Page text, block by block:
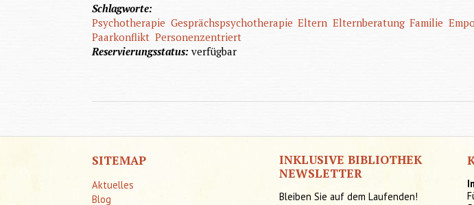
Schlagworte:
Psychotherapie Gesprächspsychotherapie Eltern Elternberatung Familie
Paarkonflikt Personenzentriert
Reservierungsstatus:verfügbar
SITEMAP
Aktuelles
Blog
INKLUSIVE BIBLIOTHEK
NEWSLETTER
Bleiben Sie auf dem Laufenden!